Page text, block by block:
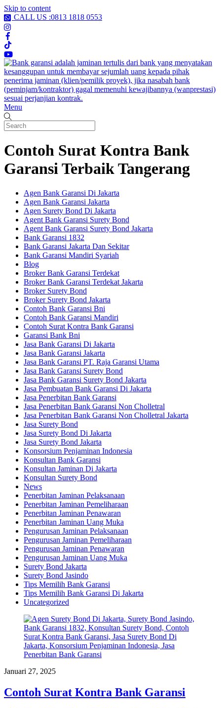
Skip to content
CALL US :0813 1818 0553
Menu
Contoh Surat Kontra Bank
Garansi Terbaik Tangerang
Agen Bank Garansi Di Jakarta
Agen Bank Garansi Jakarta
Agen Surety Bond Di Jakarta
Agent Bank Garansi Surety Bond
Agent Bank Garansi Surety Bond Jakarta
Bank Garansi 1832
Bank Garansi Jakarta Dan Sekitar
Bank Garansi Mandiri Syariah
Blog
Broker Bank Garansi Terdekat
Broker Bank Garansi Terdekat Jakarta
Broker Surety Bond
Broker Surety Bond Jakarta
Contoh Bank Garansi Bni
Contoh Bank Garansi Mandiri
Contoh Surat Kontra Bank Garansi
Garansi Bank Bni
Jasa Bank Garansi Di Jakarta
Jasa Bank Garansi Jakarta
Jasa Bank Garansi PT. Raja Garansi Utama
Jasa Bank Garansi Surety Bond
Jasa Bank Garansi Surety Bond Jakarta
Jasa Pembuatan Bank Garansi Di Jakarta
Jasa Penerbitan Bank Garansi
Jasa Penerbitan Bank Garansi Non Cholletral
Jasa Penerbitan Bank Garansi Non Cholletral Jakarta
Jasa Surety Bond
Jasa Surety Bond Di Jakarta
Jasa Surety Bond Jakarta
Konsorsium Penjaminan Indonesia
Konsultan Bank Garansi
Konsultan Jaminan Di Jakarta
Konsultan Surety Bond
News
Penerbitan Jaminan Pelaksanaan
Penerbitan Jaminan Pemeliharaan
Penerbitan Jaminan Penawaran
Penerbitan Jaminan Uang Muka
Pengurusan Jaminan Pelaksanaan
Pengurusan Jaminan Pemeliharaan
Pengurusan Jaminan Penawaran
Pengurusan Jaminan Uang Muka
Surety Bond Jakarta
Surety Bond Jasindo
Tips Memilih Bank Garansi
Tips Memilih Bank Garansi Di Jakarta
Uncategorized
Januari 27, 2025
Contoh Surat Kontra Bank Garansi